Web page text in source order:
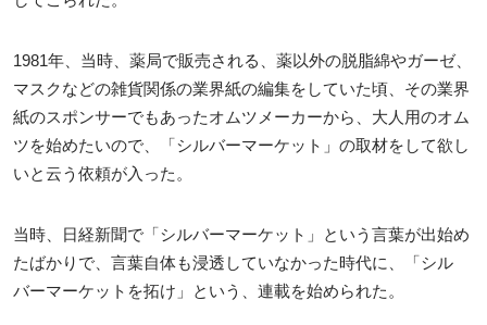
1981年、当時、薬局で販売される、薬以外の脱脂綿やガーゼ、
マスクなどの雑貨関係の業界紙の編集をしていた頃、その業界
紙のスポンサーでもあったオムツメーカーから、大人用のオム
ツを始めたいので、「シルバーマーケット」の取材をして欲し
いと云う依頼が入った。
当時、日経新聞で「シルバーマーケット」という言葉が出始め
たばかりで、言葉自体も浸透していなかった時代に、「シル
バーマーケットを拓け」という、連載を始められた。